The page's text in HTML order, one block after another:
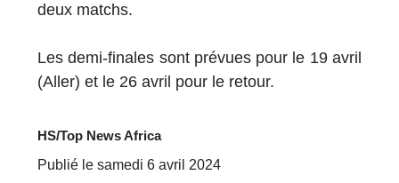
deux matchs.
Les demi-finales sont prévues pour le 19 avril
(Aller) et le 26 avril pour le retour.
HS/Top News Africa
Publié le samedi 6 avril 2024